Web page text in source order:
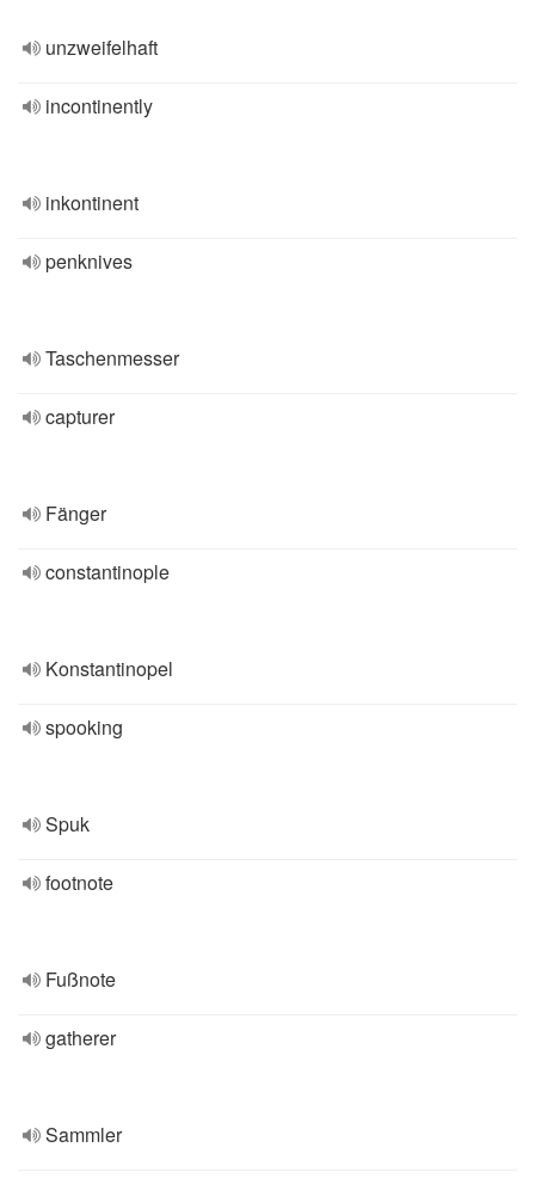
unzweifelhaft
incontinently
inkontinent
penknives
Taschenmesser
capturer
Fänger
constantinople
Konstantinopel
spooking
Spuk
footnote
Fußnote
gatherer
Sammler